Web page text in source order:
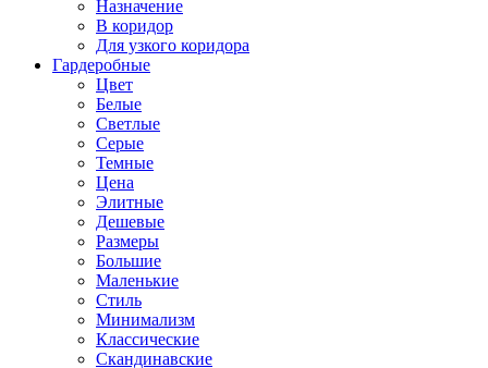
Назначение
В коридор
Для узкого коридора
Гардеробные
Цвет
Белые
Светлые
Серые
Темные
Цена
Элитные
Дешевые
Размеры
Большие
Маленькие
Стиль
Минимализм
Классические
Скандинавские